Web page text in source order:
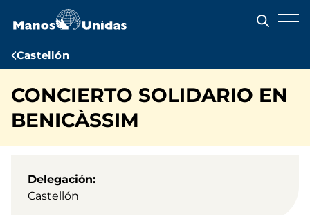
contenido
Ruta
navegación
Castellón
CONCIERTO SOLIDARIO EN
BENICÀSSIM
Delegación
Castellón